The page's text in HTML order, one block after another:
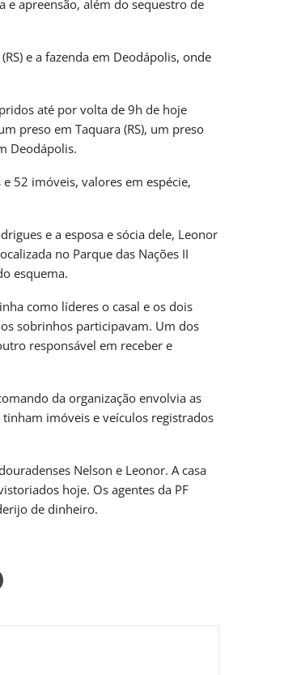
e apreensão, além do sequestro de
e a fazenda em Deodápolis, onde
até por volta de 9h de hoje
preso em Taquara (RS), um preso
Deodápolis.
52 imóveis, valores em espécie,
e a esposa e sócia dele, Leonor
no Parque das Nações II
esquema.
como líderes o casal e os dois
sobrinhos participavam. Um dos
responsável em receber e
da organização envolvia as
imóveis e veículos registrados
Nelson e Leonor. A casa
hoje. Os agentes da PF
de dinheiro.